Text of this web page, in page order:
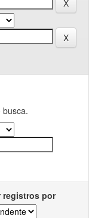
busca.
registros por